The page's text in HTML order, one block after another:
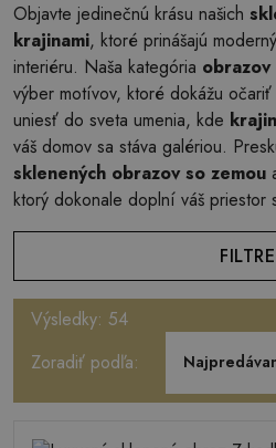
Objavte jedinečnú krásu našich
krajinami, ktoré prinášajú
interiéru. Naša kategória obrazov
výber motívov, ktoré dokážu
uniesť do sveta umenia, kde
váš domov sa stáva galériou.
sklenených obrazov so zemou
ktorý dokonale doplní váš priestor
FILTRE
Výsledky: 54
Zoradiť podľa: